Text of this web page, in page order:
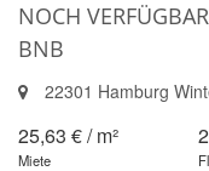
NOCH
BNB
22301 Hamburg
25,63 € / m²
Miete